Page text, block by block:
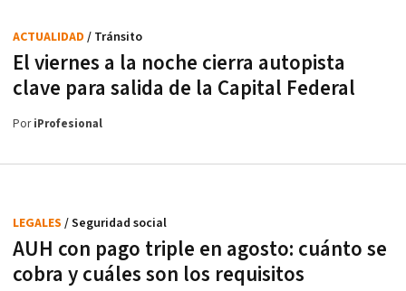
El viernes a la noche cierra autopista
clave para salida de la Capital Federal
ACTUALIDAD / Tránsito
PoriProfesional
AUH con pago triple en agosto: cuánto se
cobra y cuáles son los requisitos
LEGALES / Seguridad social